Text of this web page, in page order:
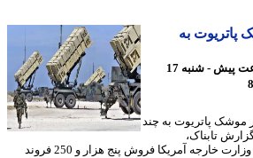
به
32 ساعت پیش - شنبه 17
پاتریوت به چند
تابناک،
خبرگزاری رویترز گزارش داد: وزارت خارجه آمریکا فروش پنج هزار و 250 فروند